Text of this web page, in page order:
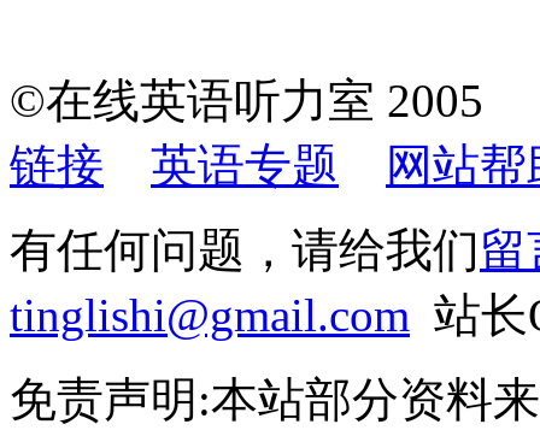
©在线英语听力室
链接
英语专题
网站帮
有任何问题，请给我们留
tinglishi@gmail.com 站长
免责声明:本站部分资料